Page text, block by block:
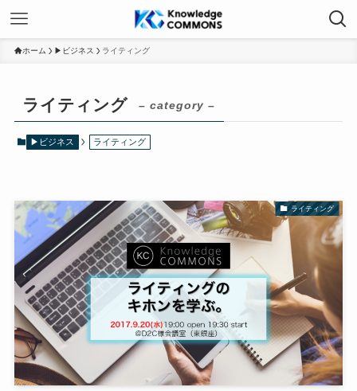
ホーム ▶ビジネス ライティング
ライティング – category –
▶ビジネス ライティング
ライティング